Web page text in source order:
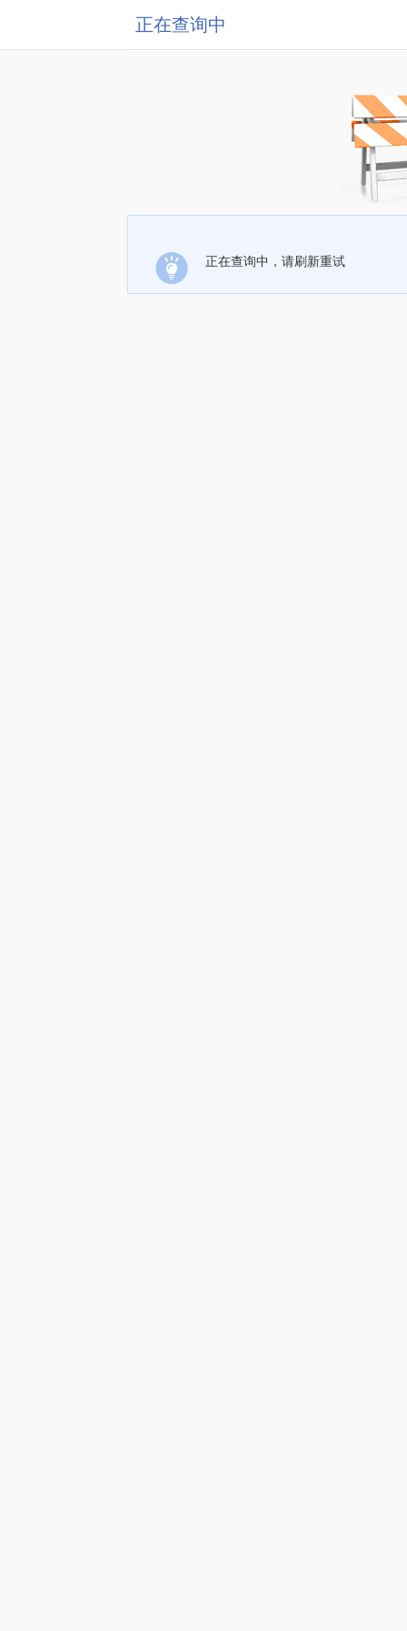
正在查询中
正在查询中，请刷新重试